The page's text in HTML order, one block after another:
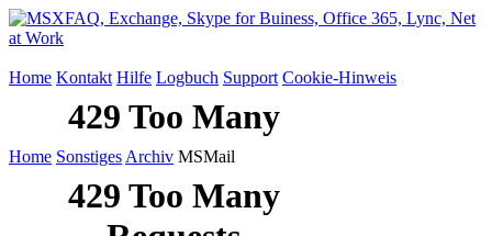
Home Kontakt Hilfe Logbuch Support Cookie-Hinweis
Home Sonstiges Archiv MSMail